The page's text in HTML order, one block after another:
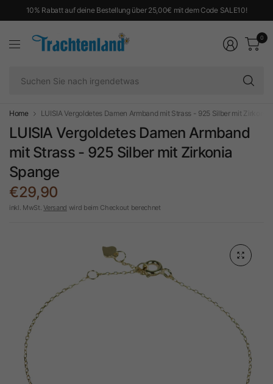
10% Rabatt auf deine Bestellung über 25,00€ mit dem Code SALE10!
0
Home LUISIA Vergoldetes Damen Armband mit Strass - 925 Silber mit Zirkonia
LUISIA Vergoldetes Damen Armband
mit Strass - 925 Silber mit Zirkonia
Spange
€29,90
inkl. MwSt.Versand wird beim Checkout berechnet